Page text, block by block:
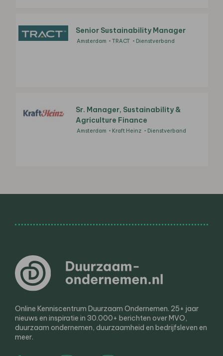
Senior Sustainability Manager
Amsterdam TRACT Dienstverband
Sr. Manager, Sustainability &
Agriculture Finance
Amsterdam Kraft Heinz Dienstverband
Online Kenniscentrum Duurzaam Ondernemen. 25+ jaar
nieuws en inspiratie in 30.000+ berichten over MVO,
duurzaam ondernemen, duurzaamheid en bedrijfsleven en
meer.